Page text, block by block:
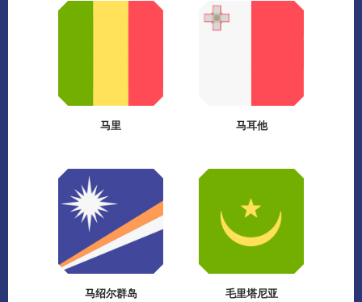
马里 马耳他
马绍尔群岛 毛里塔尼亚